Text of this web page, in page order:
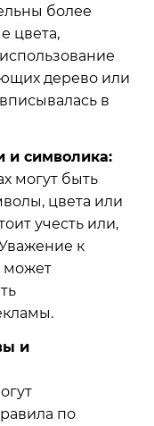
более
цвета,
дерево или
в
и символика:
могут быть
цвета или
учесть или,
к
может
и
по